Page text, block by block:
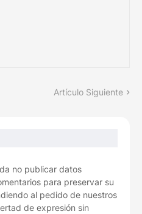
Artículo Siguiente
no publicar datos
para preservar su
al pedido de nuestros
de expresión sin